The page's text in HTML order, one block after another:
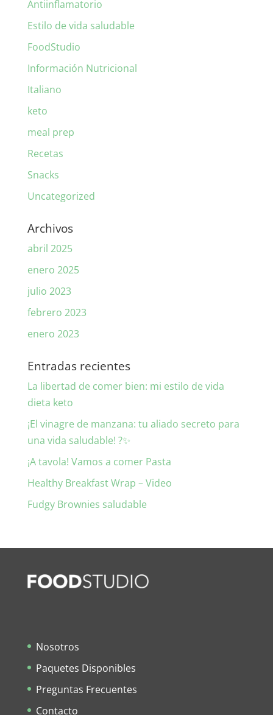
Antiinflamatorio
Estilo de vida saludable
FoodStudio
Información Nutricional
Italiano
keto
meal prep
Recetas
Snacks
Uncategorized
Archivos
abril 2025
enero 2025
julio 2023
febrero 2023
enero 2023
Entradas recientes
La libertad de comer bien: mi estilo de vida
dieta keto
¡El vinagre de manzana: tu aliado secreto para
una vida saludable! ?✨
¡A tavola! Vamos a comer Pasta
Healthy Breakfast Wrap – Video
Fudgy Brownies saludable
Nosotros
Paquetes Disponibles
Preguntas Frecuentes
Contacto